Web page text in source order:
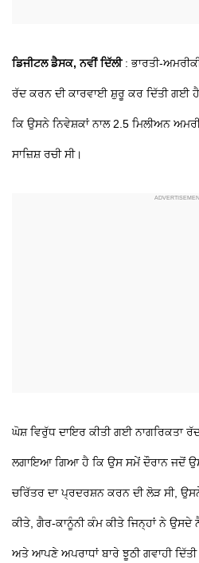
ਡਿਜੀਟਲ ਡੈਸਕ, ਨਵੀਂ ਦਿੱਲੀ : ਭਾਰਤੀ-
ਰੱਦ ਕਰਨ ਦੀ ਕਾਰਵਾਈ ਸ਼ੁਰੂ ਕਰ ਦਿੱਤੀ
ਕਿ ਉਸਨੇ ਨਿਵੇਸ਼ਕਾਂ ਨਾਲ 2.5 ਮਿਲੀਅਨ
ਸਾਜ਼ਿਸ਼ ਰਚੀ ਸੀ।
ਘੋਸ਼ ਵਿਰੁੱਧ ਦਾਇਰ ਕੀਤੀ ਗਈ ਨਾਗਰਿਕਤਾ
ਲਗਾਇਆ ਗਿਆ ਹੈ ਕਿ ਉਸ ਸਮੇਂ ਦੌਰਾਨ ਜਦੋਂ
ਚਰਿੱਤਰ ਦਾ ਪ੍ਰਦਰਸ਼ਨ ਕਰਨ ਦੀ ਲੋੜ ਸੀ,
ਕੀਤੇ, ਗੈਰ-ਕਾਨੂੰਨੀ ਕੰਮ ਕੀਤੇ ਜਿਨ੍ਹਾਂ ਨੇ ਉਸਦੇ
ਅਤੇ ਆਪਣੇ ਅਪਰਾਧਾਂ ਬਾਰੇ ਝੂਠੀ ਗਵਾਹੀ